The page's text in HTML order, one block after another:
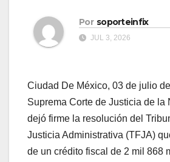
Por soporteinfix
JUL 3, 2026
Ciudad De México, 03 de julio
Suprema Corte de Justicia de la
dejó firme la resolución del
Justicia Administrativa (TFJA)
de un crédito fiscal de 2 mil 868